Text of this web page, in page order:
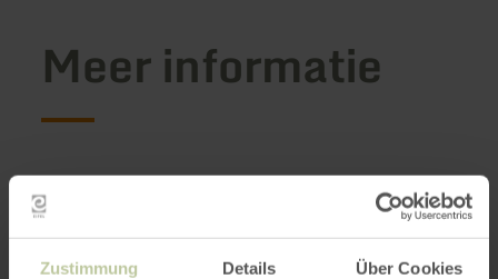
Zustimmung Details Über Cookies
Meer informatie
Categorieën